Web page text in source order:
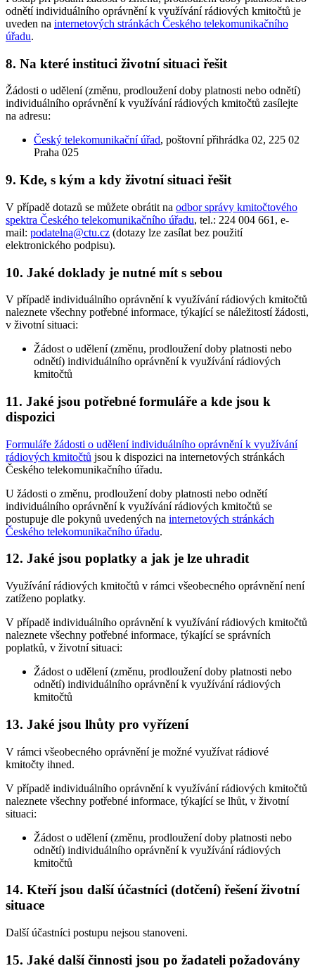
odnětí individuálního oprávnění k využívání rádiových kmitočtů je
uveden na internetových stránkách Českého telekomunikačního
úřadu.
8. Na které instituci životní situaci řešit
Žádosti o udělení (změnu, prodloužení doby platnosti nebo odnětí)
individuálního oprávnění k využívání rádiových kmitočtů zasílejte
na adresu:
Český telekomunikační úřad, poštovní přihrádka 02, 225 02
Praha 025
9. Kde, s kým a kdy životní situaci řešit
V případě dotazů se můžete obrátit na odbor správy kmitočtového
spektra Českého telekomunikačního úřadu, tel.: 224 004 661, e-
mail: podatelna@ctu.cz (dotazy lze zasílat bez použití
elektronického podpisu).
10. Jaké doklady je nutné mít s sebou
V případě individuálního oprávnění k využívání rádiových kmitočtů
naleznete všechny potřebné informace, týkající se náležitostí žádosti,
v životní situaci:
Žádost o udělení (změnu, prodloužení doby platnosti nebo
odnětí) individuálního oprávnění k využívání rádiových
kmitočtů
11. Jaké jsou potřebné formuláře a kde jsou k
dispozici
Formuláře žádosti o udělení individuálního oprávnění k využívání
rádiových kmitočtů jsou k dispozici na internetových stránkách
Českého telekomunikačního úřadu.
U žádosti o změnu, prodloužení doby platnosti nebo odnětí
individuálního oprávnění k využívání rádiových kmitočtů se
postupuje dle pokynů uvedených na internetových stránkách
Českého telekomunikačního úřadu.
12. Jaké jsou poplatky a jak je lze uhradit
Využívání rádiových kmitočtů v rámci všeobecného oprávnění není
zatíženo poplatky.
V případě individuálního oprávnění k využívání rádiových kmitočtů
naleznete všechny potřebné informace, týkající se správních
poplatků, v životní situaci:
Žádost o udělení (změnu, prodloužení doby platnosti nebo
odnětí) individuálního oprávnění k využívání rádiových
kmitočtů
13. Jaké jsou lhůty pro vyřízení
V rámci všeobecného oprávnění je možné využívat rádiové
kmitočty ihned.
V případě individuálního oprávnění k využívání rádiových kmitočtů
naleznete všechny potřebné informace, týkající se lhůt, v životní
situaci:
Žádost o udělení (změnu, prodloužení doby platnosti nebo
odnětí) individuálního oprávnění k využívání rádiových
kmitočtů
14. Kteří jsou další účastníci (dotčení) řešení životní
situace
Další účastníci postupu nejsou stanoveni.
15. Jaké další činnosti jsou po žadateli požadovány